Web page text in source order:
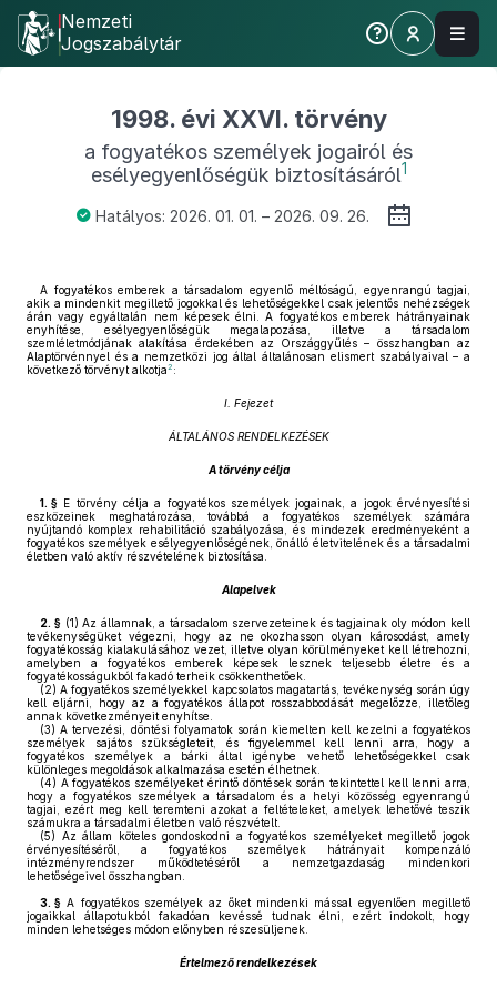
Nemzeti
Jogszabálytár
1998. évi XXVI. törvény
a fogyatékos személyek jogairól és
esélyegyenlőségük biztosításáról1
Hatályos: 2026. 01. 01. – 2026. 09. 26.
A fogyatékos emberek a társadalom egyenlő méltóságú, egyenrangú tagjai,
akik a mindenkit megillető jogokkal és lehetőségekkel csak jelentős nehézségek
árán vagy egyáltalán nem képesek élni. A fogyatékos emberek hátrányainak
enyhítése, esélyegyenlőségük megalapozása, illetve a társadalom
szemléletmódjának alakítása érdekében az Országgyűlés – összhangban az
Alaptörvénnyel és a nemzetközi jog által általánosan elismert szabályaival – a
következő törvényt alkotja2 :
I. Fejezet
ÁLTALÁNOS RENDELKEZÉSEK
A törvény célja
1. § E törvény célja a fogyatékos személyek jogainak, a jogok érvényesítési
eszközeinek meghatározása, továbbá a fogyatékos személyek számára
nyújtandó komplex rehabilitáció szabályozása, és mindezek eredményeként a
fogyatékos személyek esélyegyenlőségének, önálló életvitelének és a társadalmi
életben való aktív részvételének biztosítása.
Alapelvek
2. § (1) Az államnak, a társadalom szervezeteinek és tagjainak oly módon kell
tevékenységüket végezni, hogy az ne okozhasson olyan károsodást, amely
fogyatékosság kialakulásához vezet, illetve olyan körülményeket kell létrehozni,
amelyben a fogyatékos emberek képesek lesznek teljesebb életre és a
fogyatékosságukból fakadó terheik csökkenthetőek.
(2) A fogyatékos személyekkel kapcsolatos magatartás, tevékenység során úgy
kell eljárni, hogy az a fogyatékos állapot rosszabbodását megelőzze, illetőleg
annak következményeit enyhítse.
(3) A tervezési, döntési folyamatok során kiemelten kell kezelni a fogyatékos
személyek sajátos szükségleteit, és figyelemmel kell lenni arra, hogy a
fogyatékos személyek a bárki által igénybe vehető lehetőségekkel csak
különleges megoldások alkalmazása esetén élhetnek.
(4) A fogyatékos személyeket érintő döntések során tekintettel kell lenni arra,
hogy a fogyatékos személyek a társadalom és a helyi közösség egyenrangú
tagjai, ezért meg kell teremteni azokat a feltételeket, amelyek lehetővé teszik
számukra a társadalmi életben való részvételt.
(5) Az állam köteles gondoskodni a fogyatékos személyeket megillető jogok
érvényesítéséről, a fogyatékos személyek hátrányait kompenzáló
intézményrendszer működtetéséről a nemzetgazdaság mindenkori
lehetőségeivel összhangban.
3. § A fogyatékos személyek az őket mindenki mással egyenlően megillető
jogaikkal állapotukból fakadóan kevéssé tudnak élni, ezért indokolt, hogy
minden lehetséges módon előnyben részesüljenek.
Értelmező rendelkezések